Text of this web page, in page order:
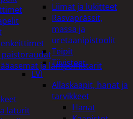
Liimat ja lukitteet
Rasvaprässit,
massa ja
uretaanipistoolit
Teipit
Tiivisteet
LVI
Allaskaapit, hanat ja
tarvikkeet
Hanat
paistoraudat
ja lämpömittarit
laturit